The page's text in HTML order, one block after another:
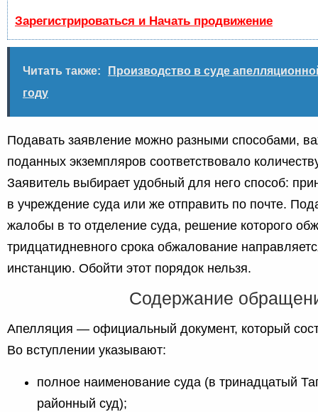
Зарегистрироваться и Начать продвижение
Читать также:
Производство в суде
году
Подавать заявление можно разными способами,
поданных экземпляров соответствовало
Заявитель выбирает удобный для него способ:
в учреждение суда или же отправить по почте.
жалобы в то отделение суда, решение которого
тридцатидневного срока обжалование
инстанцию. Обойти этот порядок нельзя.
Содержание
Апелляция — официальный документ, который
Во вступлении указывают:
полное наименование суда (в тринадцатый
районный суд);